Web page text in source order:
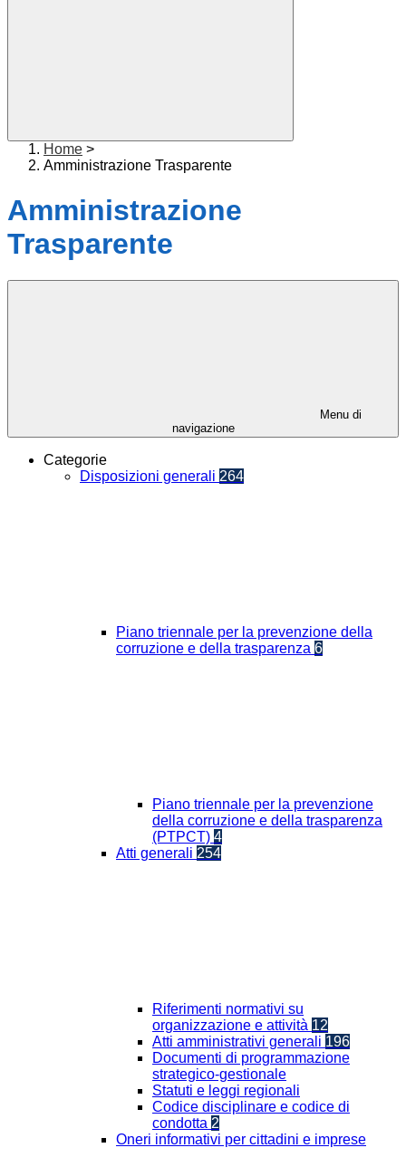
Home >
Amministrazione Trasparente
Amministrazione
Trasparente
Menu di
navigazione
Categorie
Disposizioni generali 264
Piano triennale per la prevenzione della
corruzione e della trasparenza 6
Piano triennale per la prevenzione
della corruzione e della trasparenza
(PTPCT) 4
Atti generali 254
Riferimenti normativi su
organizzazione e attività 12
Atti amministrativi generali 196
Documenti di programmazione
strategico-gestionale
Statuti e leggi regionali
Codice disciplinare e codice di
condotta 2
Oneri informativi per cittadini e imprese